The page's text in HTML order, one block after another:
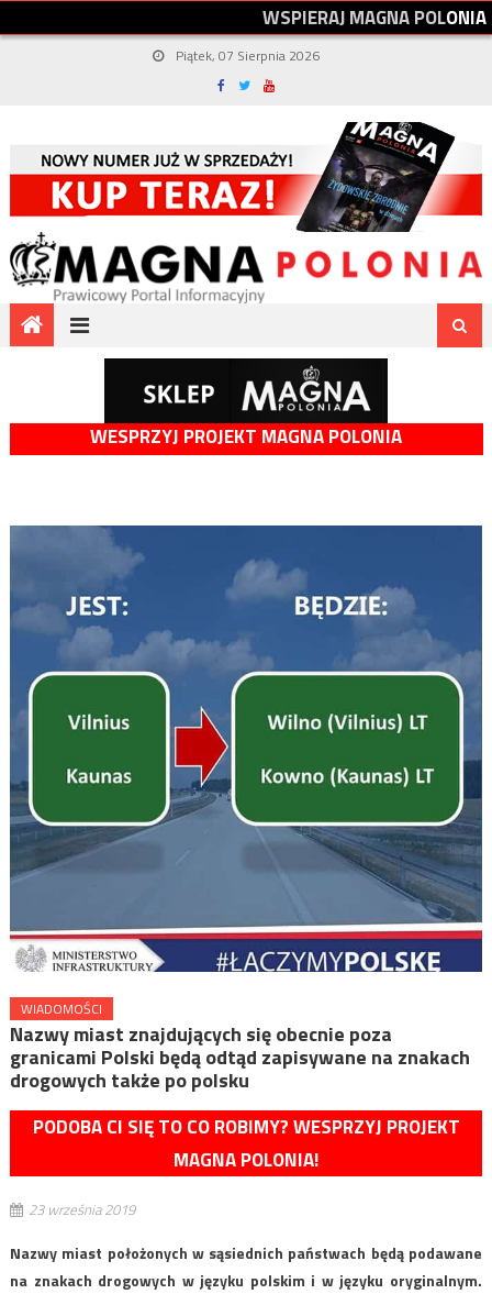
WSPIERAJMAGNAPOLONIA
Piątek, 07 Sierpnia 2026
WESPRZYJ PROJEKT MAGNA POLONIA
WIADOMOŚCI
Nazwy miast znajdujących się obecnie poza
granicami Polski będą odtąd zapisywane na znakach
drogowych także po polsku
PODOBA CI SIĘ TO CO ROBIMY? WESPRZYJ PROJEKT
MAGNA POLONIA!
23 września 2019
Nazwy miast położonych w sąsiednich państwach będą podawane
na znakach drogowych w języku polskim i w języku oryginalnym.